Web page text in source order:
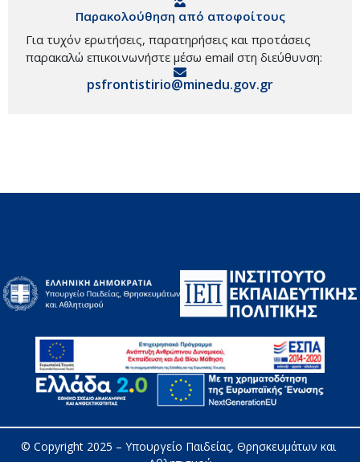
Παρακολούθηση από αποφοίτους
Για τυχόν ερωτήσεις, παρατηρήσεις και προτάσεις
παρακαλώ επικοινωνήστε μέσω email στη διεύθυνση:
psfrontistirio@minedu.gov.gr
© Copyright 2025 – Υπουργείο Παιδείας, Θρησκευμάτων και